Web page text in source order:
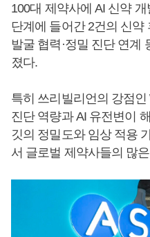
100대 제약사에 AI 신약
단계에 들어간 2건의 신
발굴 협력·정밀 진단 연계
졌다.
특히 쓰리빌리언의 강점
진단 역량과 AI 유전변이
깃의 정밀도와 임상 적용
서 글로벌 제약사들의 많